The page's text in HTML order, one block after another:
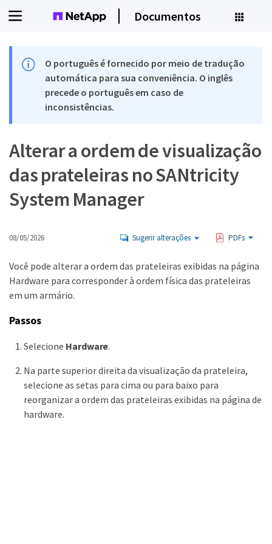
Documentos
O português é fornecido por meio de tradução
automática para sua conveniência. O inglês
precede o português em caso de
inconsistências.
Alterar a ordem de visualização
das prateleiras no SANtricity
System Manager
08/05/2026 Sugerir alterações PDFs
Você pode alterar a ordem das prateleiras exibidas na página
Hardware para corresponder à ordem física das prateleiras
em um armário.
Passos
Selecione Hardware.
Na parte superior direita da visualização da prateleira,
selecione as setas para cima ou para baixo para
reorganizar a ordem das prateleiras exibidas na página de
hardware.